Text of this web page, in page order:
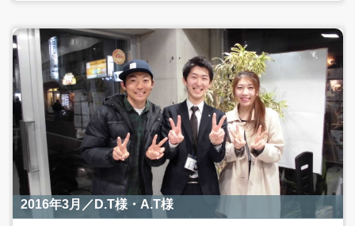
2016年3月／D.T様・A.T様